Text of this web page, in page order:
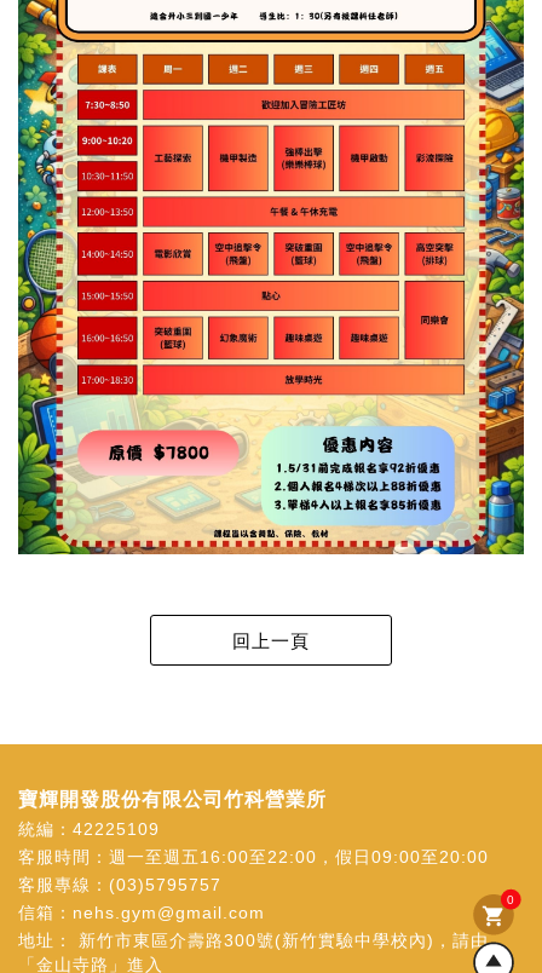
shopping_cart
0
寶輝開發股份有限公司竹科營業所
統編：42225109
客服時間：週一至週五16:00至22:00，假日09:00至20:00
客服專線： (03)5795757
信箱： nehs.gym@gmail.com
地址： 新竹市東區介壽路300號(新竹實驗中學校內)，請由
「金山寺路」進入